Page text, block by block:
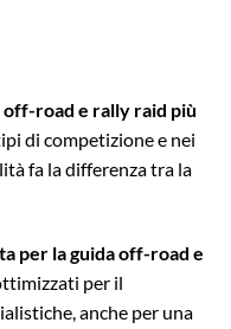
road e rally raid più
di competizione e nei
fa la differenza tra la
per la guida off-road e
per il
anche per una